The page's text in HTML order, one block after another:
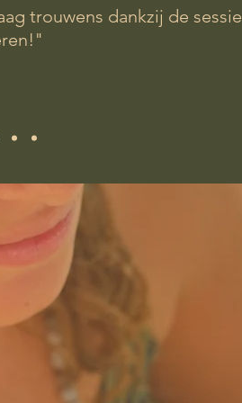
trouwens dankzij de sessie